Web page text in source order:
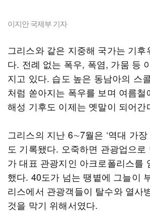
이지안 국제부 기자
그리스와 같은 지중해 국가는 기후
다. 전례 없는 폭우, 폭염, 가뭄 등
지고 있다. 습도 높은 동남아의 스
처럼 쏟아지는 폭우를 보며 여름철
해성 기후도 이제는 옛말이 되어간
그리스의 지난 6∼7월은 ‘역대 가장
도 기록됐다. 오죽하면 관광업으
가 대표 관광지인 아크로폴리스를
했다. 40도가 넘는 땡볕에 그늘이
리스에서 관광객들이 탈수와 열사
것을 막기 위해서였다.